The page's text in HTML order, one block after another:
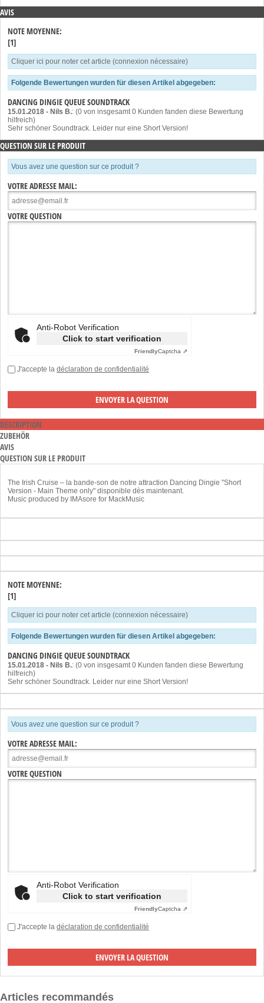
AVIS
NOTE MOYENNE:
[1]
Cliquer ici pour noter cet article (connexion nécessaire)
Folgende Bewertungen wurden für diesen Artikel abgegeben:
DANCING DINGIE QUEUE SOUNDTRACK
15.01.2018 - Nils B.: (0 von insgesamt 0 Kunden fanden diese Bewertung
hilfreich)
Sehr schöner Soundtrack. Leider nur eine Short Version!
QUESTION SUR LE PRODUIT
Vous avez une question sur ce produit ?
VOTRE ADRESSE MAIL:
VOTRE QUESTION
Anti-Robot Verification
Click to start verification
FriendlyCaptcha ⇗
J'accepte la déclaration de confidentialité
DESCRIPTION
ZUBEHÖR
AVIS
QUESTION SUR LE PRODUIT
The Irish Cruise – la bande-son de notre attraction Dancing Dingie "Short
Version - Main Theme only" disponible dès maintenant.
Music produced by IMAsore for MackMusic
NOTE MOYENNE:
[1]
Cliquer ici pour noter cet article (connexion nécessaire)
Folgende Bewertungen wurden für diesen Artikel abgegeben:
DANCING DINGIE QUEUE SOUNDTRACK
15.01.2018 - Nils B.: (0 von insgesamt 0 Kunden fanden diese Bewertung
hilfreich)
Sehr schöner Soundtrack. Leider nur eine Short Version!
Vous avez une question sur ce produit ?
VOTRE ADRESSE MAIL:
VOTRE QUESTION
Anti-Robot Verification
Click to start verification
FriendlyCaptcha ⇗
J'accepte la déclaration de confidentialité
Articles recommandés